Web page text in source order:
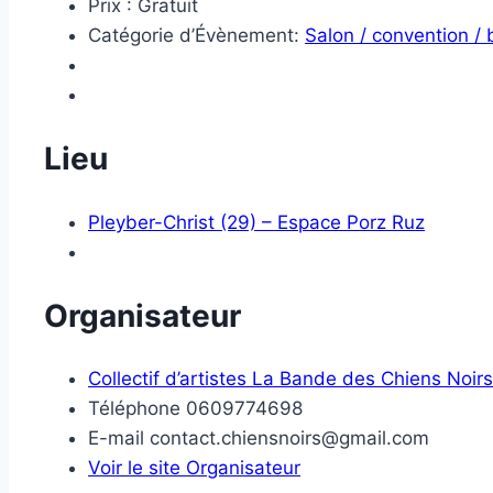
Prix : Gratuit
Catégorie d’Évènement: Salon / convention /
Lieu
Pleyber-Christ (29) – Espace Porz Ruz
Organisateur
Collectif d’artistes La Bande des Chiens Noirs
Téléphone 0609774698
E-mail contact.chiensnoirs@gmail.com
Voir le site Organisateur